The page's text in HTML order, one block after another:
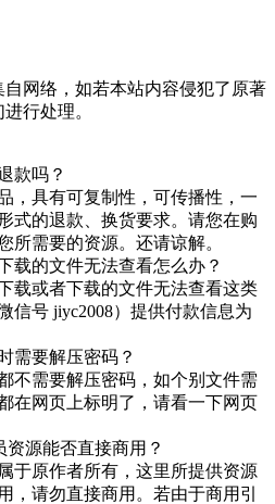
网络，如若本站内容侵犯了原著
行处理。
款吗？
，具有可复制性，可传播性，一
式的退款、换货要求。请您在购
所需要的资源。还请谅解。
载的文件无法查看怎么办？
载或者下载的文件无法查看这类
信号 jiyc2008）提供付款信息为
需要解压密码？
不需要解压密码，如个别文件需
在网页上标明了，请看一下网页
源能否直接商用？
于原作者所有，这里所提供资源
，请勿直接商用。若由于商用引